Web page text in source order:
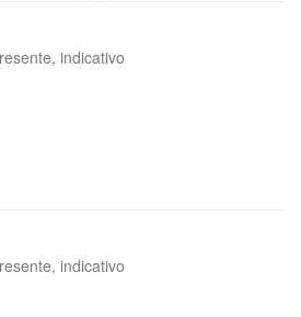
indicativo
indicativo